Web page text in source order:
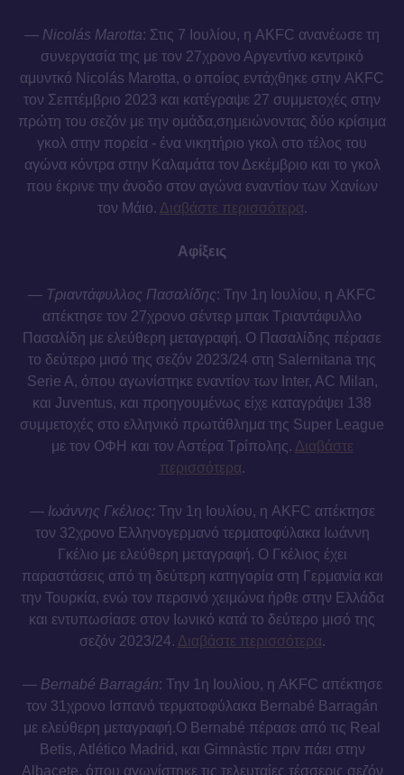
— Nicolás Marotta: Στις 7 Ιουλίου, η AKFC ανανέωσε τη
συνεργασία της με τον 27χρονο Αργεντίνο κεντρικό
αμυντκό Nicolás Marotta, ο οποίος εντάχθηκε στην AKFC
τον Σεπτέμβριο 2023 και κατέγραψε 27 συμμετοχές στην
πρώτη του σεζόν με την ομάδα,σημειώνοντας δύο κρίσιμα
γκολ στην πορεία - ένα νικητήριο γκολ στο τέλος του
αγώνα κόντρα στην Καλαμάτα τον Δεκέμβριο και το γκολ
που έκρινε την άνοδο στον αγώνα εναντίον των Χανίων
τον Μάιο. Διαβάστε περισσότερα.
Αφίξεις
— Τριαντάφυλλος Πασαλίδης: Την 1η Ιουλίου, η AKFC
απέκτησε τον 27χρονο σέντερ μπακ Τριαντάφυλλο
Πασαλίδη με ελεύθερη μεταγραφή. Ο Πασαλίδης πέρασε
το δεύτερο μισό της σεζόν 2023/24 στη Salernitana της
Serie A, όπου αγωνίστηκε εναντίον των Inter, AC Milan,
και Juventus, και προηγουμένως είχε καταγράψει 138
συμμετοχές στο ελληνικό πρωτάθλημα της Super League
με τον ΟΦΗ και τον Αστέρα Τρίπολης. Διαβάστε
περισσότερα.
— Ιωάννης Γκέλιος:Την 1η Ιουλίου, η AKFC απέκτησε
τον 32χρονο Ελληνογερμανό τερματοφύλακα Ιωάννη
Γκέλιο με ελεύθερη μεταγραφή. Ο Γκέλιος έχει
παραστάσεις από τη δεύτερη κατηγορία στη Γερμανία και
την Τουρκία, ενώ τον περσινό χειμώνα ήρθε στην Ελλάδα
και εντυπωσίασε στον Ιωνικό κατά το δεύτερο μισό της
σεζόν 2023/24. Διαβάστε περισσότερα.
— Bernabé Barragán: Την 1η Ιουλίου, η AKFC απέκτησε
τον 31χρονο Ισπανό τερματοφύλακα Bernabé Barragán
με ελεύθερη μεταγραφή.Ο Bernabé πέρασε από τις Real
Betis, Atlético Madrid, και Gimnàstic πριν πάει στην
Albacete, όπου αγωνίστηκε τις τελευταίες τέσσερις σεζόν